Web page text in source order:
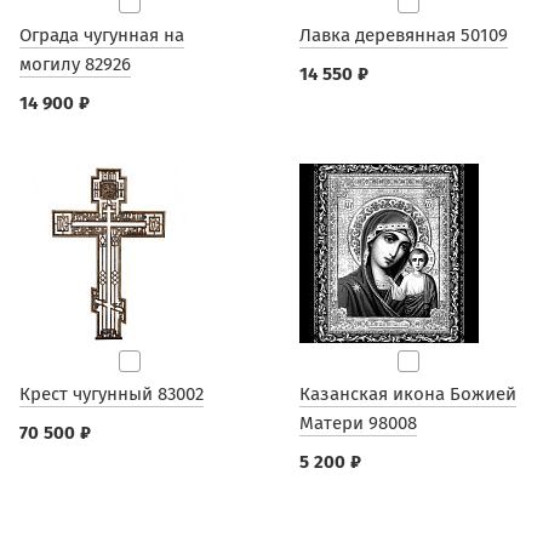
Ограда чугунная на
могилу 82926
14 900 ₽
Лавка деревянная 50109
14 550 ₽
Крест чугунный 83002
70 500 ₽
Казанская икона Божией
Матери 98008
5 200 ₽